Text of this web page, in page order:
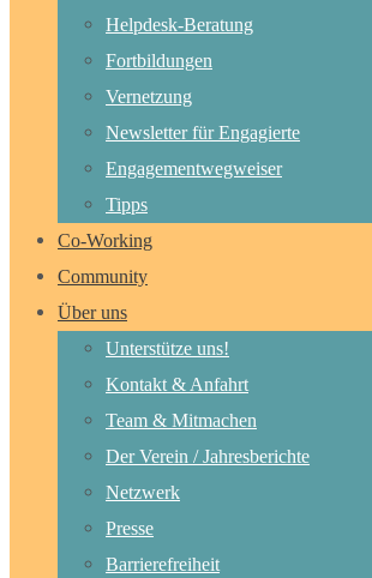
Helpdesk-Beratung
Fortbildungen
Vernetzung
Newsletter für Engagierte
Engagementwegweiser
Tipps
Co-Working
Community
Über uns
Unterstütze uns!
Kontakt & Anfahrt
Team & Mitmachen
Der Verein / Jahresberichte
Netzwerk
Presse
Barrierefreiheit